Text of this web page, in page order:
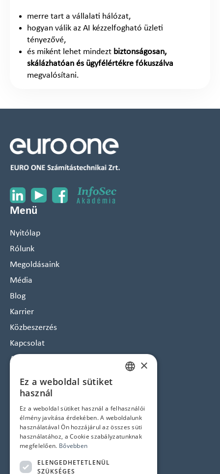
merre tart a vállalati hálózat,
hogyan válik az AI kézzelfogható üzleti
tényezővé,
és miként lehet mindezt biztonságosan,
skálázhatóan és ügyfélértékre fókuszálva
megvalósítani.
Menü
Nyitólap
Rólunk
Megoldásaink
Média
Blog
Karrier
Közbeszerzés
Kapcsolat
Arculat
Jogi nyilatkozatok
Adatvédelem és Cookie tájékoztató
ÁSZF
Impresszum
Elérhetőségek
×
Ez a weboldal sütiket
használ
Ez a weboldal sütiket használ a felhasználói
élmény javítása érdekében. A weboldalunk
használatával Ön hozzájárul az összes süti
használatához, a Cookie szabályzatunknak
megfelelően. Bővebben
ELENGEDHETETLENÜL
SZÜKSÉGES